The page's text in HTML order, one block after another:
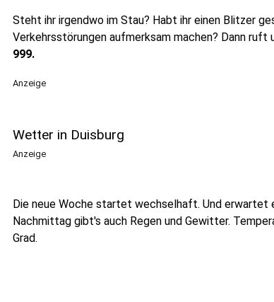
Steht ihr irgendwo im Stau? Habt ihr einen Blitzer
Verkehrsstörungen aufmerksam machen? Dann ruft
999.
Anzeige
Wetter in Duisburg
Anzeige
Die neue Woche startet wechselhaft. Und erwartet
Nachmittag gibt's auch Regen und Gewitter.
Grad.